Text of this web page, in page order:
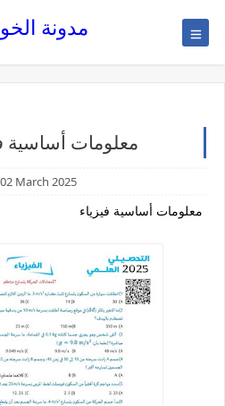
مدونة
معلومات أساسية
02 March 2025